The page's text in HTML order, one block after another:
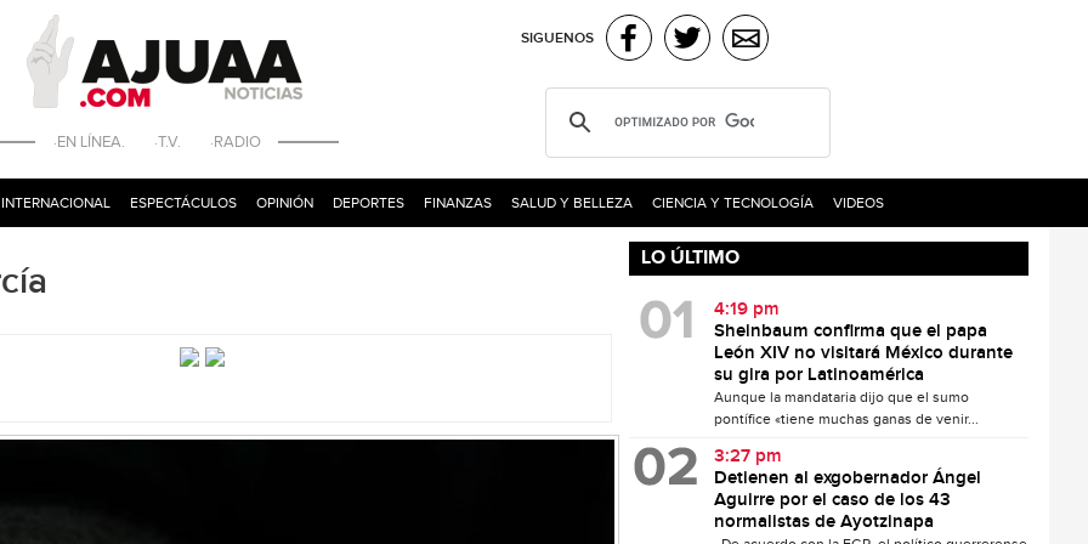
·EN LÍNEA. ·T.V. ·RADIO
SIGUENOS
INTERNACIONAL ESPECTÁCULOS OPINIÓN DEPORTES FINANZAS SALUD Y BELLEZA CIENCIA Y TECNOLOGÍA VIDEOS
LO ÚLTIMO
4:19 pm
Sheinbaum confirma que el papa
León XIV no visitará México durante
su gira por Latinoamérica
Aunque la mandataria dijo que el sumo
pontífice «tiene muchas ganas de venir...
3:27 pm
Detienen al exgobernador Ángel
Aguirre por el caso de los 43
normalistas de Ayotzinapa